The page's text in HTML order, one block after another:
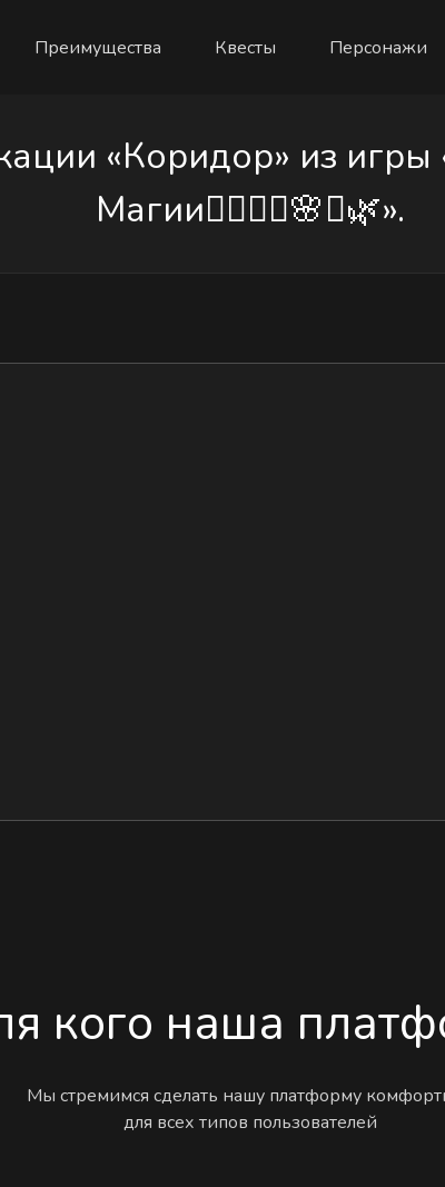
Преимущества Квесты Персонажи
«Коридор» из игры
Магии🧙‍♂️🧙‍♀️🌸✨🌿».
кого наша
Мы стремимся сделать нашу платформу
для всех типов пользователей